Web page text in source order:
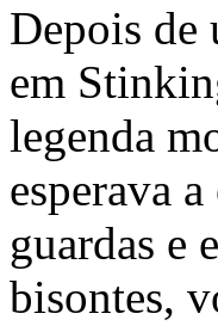
Depois de
em
legenda
esperava
guardas e
bisontes,